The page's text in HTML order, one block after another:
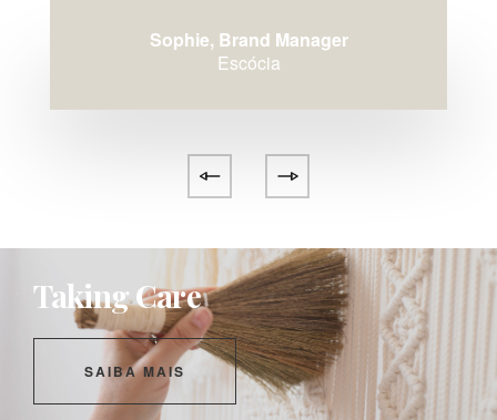
Sophie, Brand Manager
Escócia
Taking Care
SAIBA MAIS